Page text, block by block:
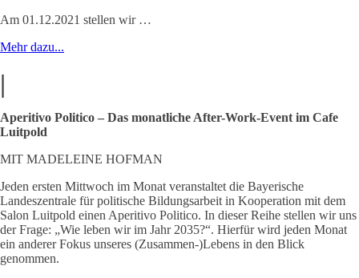
Am 01.12.2021 stellen wir …
Mehr dazu...
|
Aperitivo Politico – Das monatliche After-Work-Event im Cafe
Luitpold
MIT MADELEINE HOFMAN
Jeden ersten Mittwoch im Monat veranstaltet die Bayerische
Landeszentrale für politische Bildungsarbeit in Kooperation mit dem
Salon Luitpold einen Aperitivo Politico. In dieser Reihe stellen wir uns
der Frage: „Wie leben wir im Jahr 2035?“. Hierfür wird jeden Monat
ein anderer Fokus unseres (Zusammen-)Lebens in den Blick
genommen.